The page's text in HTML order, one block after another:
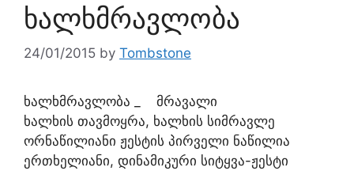
ხალხმრავლობა
24/01/2015 by Tombstone
ხალხმრავლობა _ მრავალი
ხალხის თავმოყრა, ხალხის სიმრავლე
ორნაწილიანი ჟესტის პირველი ნაწილია
ერთხელიანი, დინამიკური სიტყვა-ჟესტი